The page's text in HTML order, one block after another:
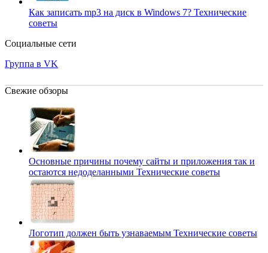
Как записать mp3 на диск в Windows 7? Технические
советы
Социальные сети
Группа в VK
Свежие обзоры
Основные причины почему сайты и приложения так и
остаются недоделанными Технические советы
Логотип должен быть узнаваемым Технические советы